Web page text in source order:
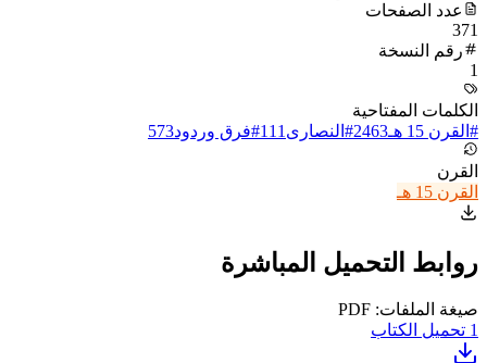
عدد الصفحات
371
رقم النسخة
1
الكلمات المفتاحية
# القرن 15 هـ 2463
# النصارى 111
#فرق وردود573
القرن
القرن 15 هـ
روابط التحميل المباشرة
صيغة الملفات: PDF
1 تحميل الكتاب